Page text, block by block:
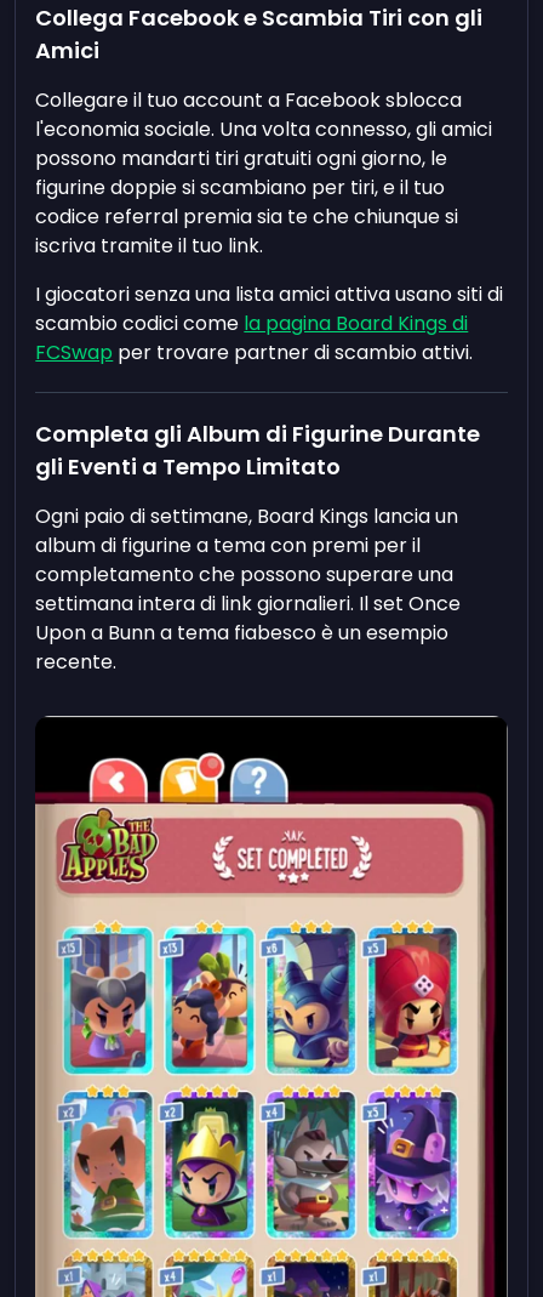
Collega Facebook e Scambia Tiri con gli
Amici
Collegare il tuo account a Facebook sblocca
l'economia sociale. Una volta connesso, gli amici
possono mandarti tiri gratuiti ogni giorno, le
figurine doppie si scambiano per tiri, e il tuo
codice referral premia sia te che chiunque si
iscriva tramite il tuo link.
I giocatori senza una lista amici attiva usano siti di
scambio codici come la pagina Board Kings di
FCSwap per trovare partner di scambio attivi.
Completa gli Album di Figurine Durante
gli Eventi a Tempo Limitato
Ogni paio di settimane, Board Kings lancia un
album di figurine a tema con premi per il
completamento che possono superare una
settimana intera di link giornalieri. Il set Once
Upon a Bunn a tema fiabesco è un esempio
recente.